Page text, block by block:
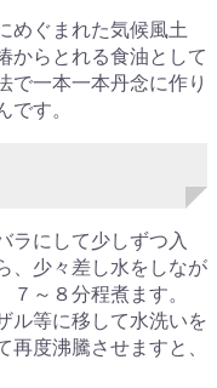
めぐまれた気候風土
からとれる食油として
で一本一本丹念に作り
す。
ラにして少しずつ入
、少々差し水をしなが
～８分程煮ます。
ル等に移して水洗いを
度沸騰させますと、